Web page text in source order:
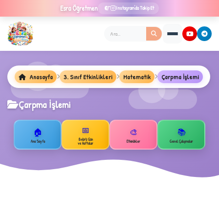
Esra Öğretmen Instagram'da Takip Et
Anasayfa 3. Sınıf Etkinlikleri Matematik Çarpma İşlemi
Çarpma İşlemi
🏠
Ana Sayfa
📅
Belirli Gün
ve Haftalar
🎨
Etkinlikler
📚
Genel Çalışmalar